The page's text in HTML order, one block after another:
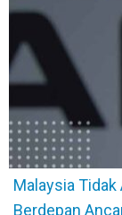
Malaysia Tidak
Berdepan